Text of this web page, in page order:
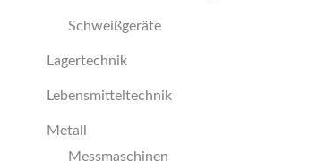
Schweißgeräte
Lagertechnik
Lebensmitteltechnik
Metall
Messmaschinen